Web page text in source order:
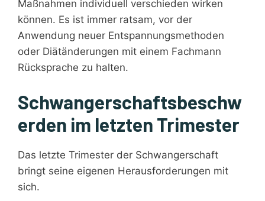
Maßnahmen individuell verschieden wirken
können. Es ist immer ratsam, vor der
Anwendung neuer Entspannungsmethoden
oder Diätänderungen mit einem Fachmann
Rücksprache zu halten.
Schwangerschaftsbeschw
erden im letzten Trimester
Das letzte Trimester der Schwangerschaft
bringt seine eigenen Herausforderungen mit
sich.